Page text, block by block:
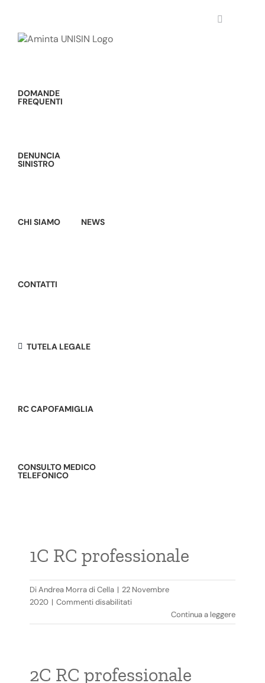
contenuto
DOMANDE
FREQUENTI
DENUNCIA
SINISTRO
CHI SIAMO NEWS
CONTATTI
TUTELA LEGALE
RC CAPOFAMIGLIA
CONSULTO MEDICO
TELEFONICO
1C RC professionale
DiAndrea Morra di Cella | 22 Novembre
2020 | Commenti disabilitatisu
RC
Continua a leggere
2C RC professionale